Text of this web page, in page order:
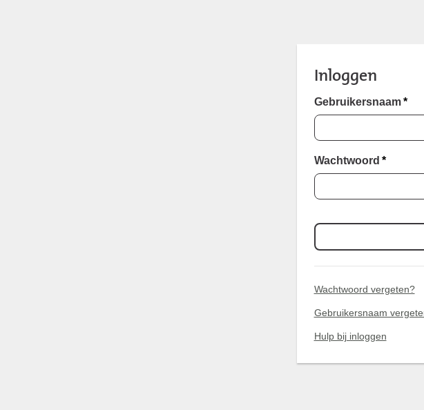
Inloggen
Gebruikersnaam *
Wachtwoord *
Wachtwoord vergeten?
Gebruikersnaam
Hulp bij inloggen